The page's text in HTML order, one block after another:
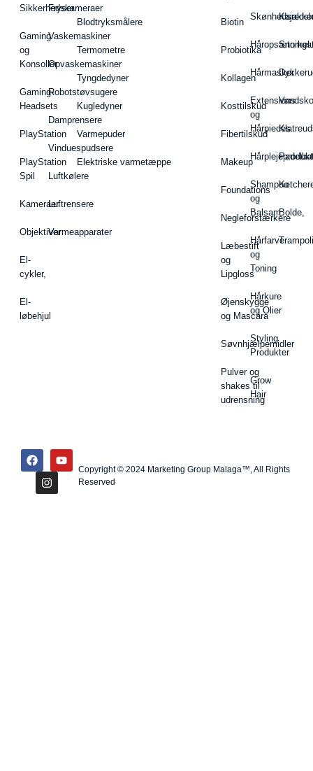
Sikkerhedskameraer
Gaming
og
Konsoller
Gaming-
Headsets
PlayStation
PlayStation
Spil
Kameraer
Objektiver
El-
cykler,
El-
løbehjul
Fryser
Vaskemaskiner
Opvaskemaskiner
Robotstøvsugere
Damprensere
Vinduespudsere
Luftkølere
Luftrensere
Varmeapparater
Blodtryksmålere
Termometre
Tyngdedyner
Kugledyner
Varmepuder
Elektriske varmetæppe
Biotin
Probiotika
Kollagen
Kosttilskud
Fibertilskud
Makeup
Foundations
Negleforstærkere
Læbestift
og
Lipgloss
Øjenskygge
og Mascara
Søvnhjælpemidler
Pulver og
shakes til
udrensning
Hårmasker
Extensions
og
Hårpieces
Shampoo
og
Balsam
Hårfarve
og
Toning
Hårkure
og Olier
Styling
Produkter
Grow
Hair
Vandsko
Bolde,
Copyright © 2024 Marketing Group Malaga™, All Rights
Reserved